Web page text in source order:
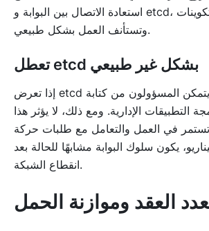
استعادة الاتصال بين البوابة و etcd، تتلقى البوابة أحدث التكوينات
وتستأنف العمل بشكل طبيعي.
تعطل etcd بشكل غير طبيعي
إذا تعرض etcd لتعطل غير طبيعي، لن يتمكن المسؤولون من كتابة
التطبيقات الإدارية. ومع ذلك، لا يؤثر هذا
تستمر في العمل والتعامل مع طلبات حركة
يكون سلوك البوابة مشابهًا للحالة بعد
انقطاع الشبكة.
العقد وموازنة الحمل